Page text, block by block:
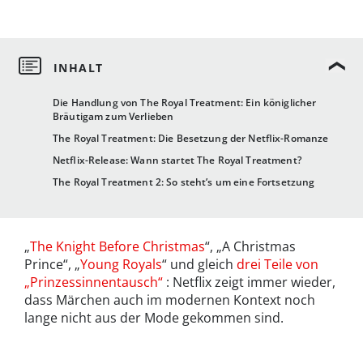
Die Handlung von The Royal Treatment: Ein königlicher
Bräutigam zum Verlieben
The Royal Treatment: Die Besetzung der Netflix-Romanze
Netflix-Release: Wann startet The Royal Treatment?
The Royal Treatment 2: So steht’s um eine Fortsetzung
„The Knight Before Christmas“, „A Christmas
Prince“, „Young Royals“ und gleich drei Teile von
„Prinzessinnentausch“ : Netflix zeigt immer wieder,
dass Märchen auch im modernen Kontext noch
lange nicht aus der Mode gekommen sind.